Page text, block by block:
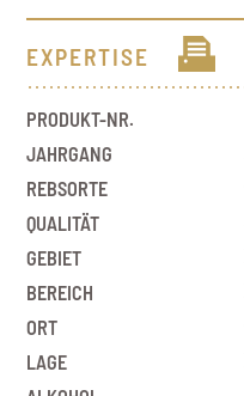
EXPERTISE
PRODUKT-NR.
JAHRGANG
REBSORTE
QUALITÄT
GEBIET
BEREICH
ORT
LAGE